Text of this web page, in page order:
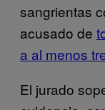
sangrientas
acusado de
a al menos
El jurado